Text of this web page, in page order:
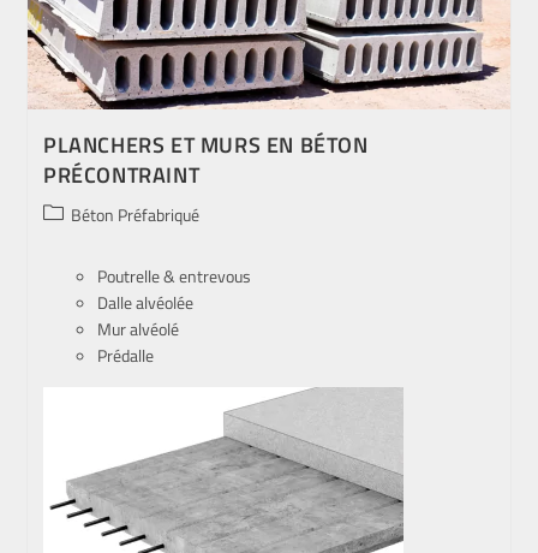
PLANCHERS ET MURS EN BÉTON
PRÉCONTRAINT
Béton Préfabriqué
Poutrelle & entrevous
Dalle alvéolée
Mur alvéolé
Prédalle